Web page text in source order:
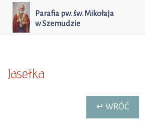
Parafia pw. św. Mikołaja
w Szemudzie
Jasełka
↵ WRÓĆ